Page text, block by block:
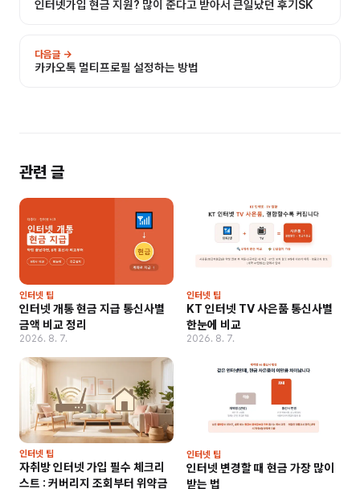
인터넷가입 현금 지원? 많이 준다고 받아서 큰일났던 후기SK
다음글 →
카카오톡 멀티프로필 설정하는 방법
관련 글
인터넷 팁
인터넷 개통 현금 지급 통신사별
금액 비교 정리
2026. 8. 7.
인터넷 팁
KT 인터넷 TV 사은품 통신사별
한눈에 비교
2026. 8. 7.
인터넷 팁
자취방 인터넷 가입 필수 체크리
스트 : 커버리지 조회부터 위약금
인터넷 팁
인터넷 변경할 때 현금 가장 많이
받는 법